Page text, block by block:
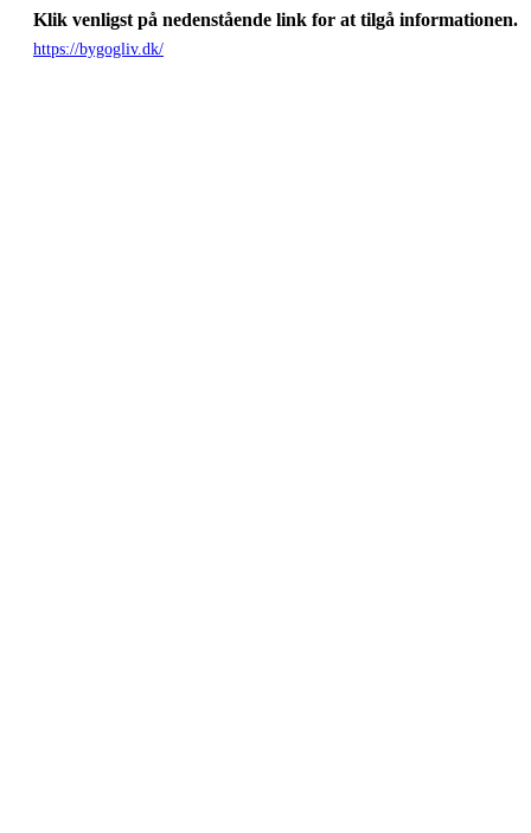
Klik venligst på nedenstående link for at tilgå informationen.
https://bygogliv.dk/